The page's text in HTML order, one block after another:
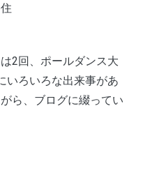
いろいろな出来事があ
ら、ブログに綴ってい